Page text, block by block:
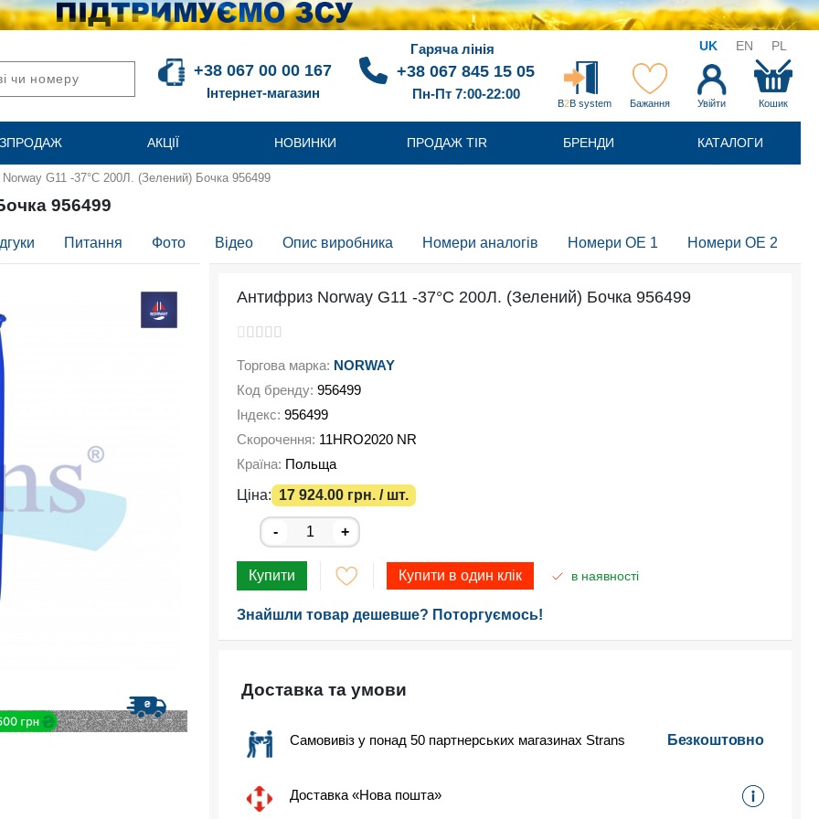
UK EN PL
+38 067 00 00 167
Інтернет-магазин
Гаряча лінія
+38 067 845 15 05
Пн-Пт 7:00-22:00
B2B system Бажання Увійти Кошик
АКЦІЇ НОВИНКИ ПРОДАЖ TIR БРЕНДИ КАТАЛОГИ
G11 -37°C 200Л. (Зелений) Бочка 956499
956499
Питання Фото Відео Опис виробника Номери аналогів Номери OE 1 Номери OE 2
Антифриз Norway G11 -37°C 200Л. (Зелений) Бочка 956499
Торгова марка: NORWAY
Код бренду: 956499
Індекс: 956499
Скорочення: 11HRO2020 NR
Країна: Польща
Ціна: 17 924.00 грн. / шт.
- +
Купити Купити в один клік в наявності
Знайшли товар дешевше? Поторгуємось!
Доставка та умови
Самовивіз у понад 50 партнерських магазинах Strans Безкоштовно
Доставка «Нова пошта»